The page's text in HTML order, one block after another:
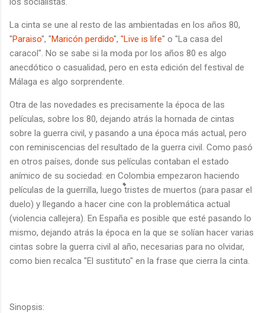
La cinta se une al resto de las ambientadas en los años 80,
"Paraiso", "Maricón perdido", "Live is life" o "La casa del
caracol". No se sabe si la moda por los años 80 es algo
anecdótico o casualidad, pero en esta edición del festival de
Málaga es algo sorprendente.
Otra de las novedades es precisamente la época de las
películas, sobre los 80, dejando atrás la hornada de cintas
sobre la guerra civil, y pasando a una época más actual, pero
con reminiscencias del resultado de la guerra civil. Como pasó
en otros países, donde sus películas contaban el estado
anímico de su sociedad: en Colombia empezaron haciendo
películas de la guerrilla, luego tristes de muertos (para pasar el
duelo) y llegando a hacer cine con la problemática actual
(violencia callejera). En España es posible que esté pasando lo
mismo, dejando atrás la época en la que se solían hacer varias
cintas sobre la guerra civil al año, necesarias para no olvidar,
como bien recalca "El sustituto" en la frase que cierra la cinta.
Sinopsis: